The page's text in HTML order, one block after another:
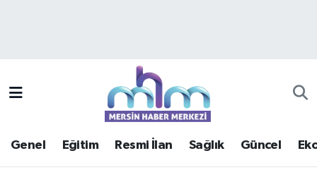
Genel Eğitim Resmi İlan Sağlık Güncel
Mersin Trafik Yoğunluk Haritası
Süper Lig Puan Durumu ve Fikstür